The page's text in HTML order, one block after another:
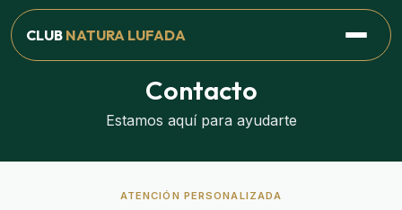
CLUB NATURA LUFADA
Contacto
Estamos aquí para ayudarte
ATENCIÓN PERSONALIZADA